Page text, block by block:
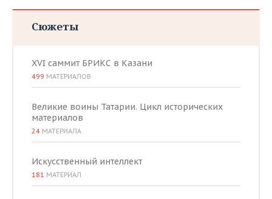
Сюжеты
XVI саммит БРИКС в Казани
499 МАТЕРИАЛОВ
Великие воины Татарии. Цикл исторических
материалов
24 МАТЕРИАЛА
Искусственный интеллект
181 МАТЕРИАЛ